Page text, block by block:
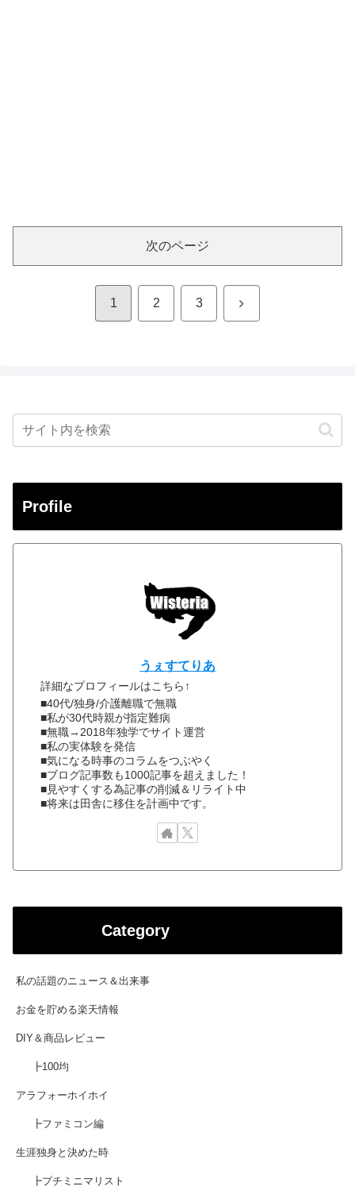
次のページ
1 2 3 次
Profile
うぇすてりあ
詳細なプロフィールはこちら↑
■40代/独身/介護離職で無職
■私が30代時親が指定難病
■無職→2018年独学でサイト運営
■私の実体験を発信
■気になる時事のコラムをつぶやく
■ブログ記事数も1000記事を超えました！
■見やすくする為記事の削減＆リライト中
■将来は田舎に移住を計画中です。
Category
私の話題のニュース＆出来事
お金を貯める楽天情報
DIY＆商品レビュー
┣100均
アラフォーホイホイ
┣ファミコン編
生涯独身と決めた時
┣プチミニマリスト